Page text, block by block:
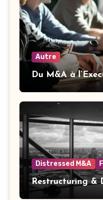
Autre
Du M&A à
Distressed M&A
Restructuring &